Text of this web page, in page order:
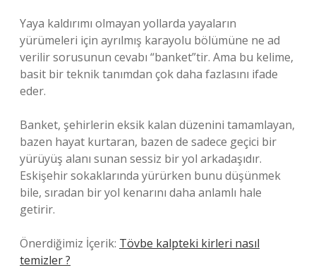
Yaya kaldırımı olmayan yollarda yayaların
yürümeleri için ayrılmış karayolu bölümüne ne ad
verilir sorusunun cevabı “banket”tir. Ama bu kelime,
basit bir teknik tanımdan çok daha fazlasını ifade
eder.
Banket, şehirlerin eksik kalan düzenini tamamlayan,
bazen hayat kurtaran, bazen de sadece geçici bir
yürüyüş alanı sunan sessiz bir yol arkadaşıdır.
Eskişehir sokaklarında yürürken bunu düşünmek
bile, sıradan bir yol kenarını daha anlamlı hale
getirir.
Önerdiğimiz İçerik: Tövbe kalpteki kirleri nasıl
temizler ?